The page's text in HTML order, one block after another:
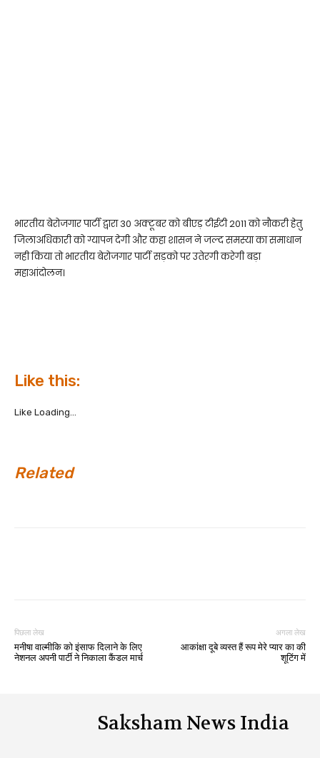
भारतीय बेरोजगार पार्टी द्वारा 30 अक्टूबर को बीएड़ टीईटी 2011 को नौकरी हेतु
जिलाअधिकारी को ग्यापन देगी और कहा शासन ने जल्द समस्या का समाधान
नही किया तो भारतीय बेरोजगार पार्टी सड़को पर उतेरगी करेगी बड़ा
महाआंदोलन।
Like this:
Like Loading...
Related
पिछला लेख
मनीषा वाल्मीकि को इंसाफ दिलाने के लिए
नेशनल अपनी पार्टी ने निकाला कैंडल मार्च
अगला लेख
आकांक्षा दूबे व्यस्त हैं रूप मेरे प्यार का की
शूटिंग में
Saksham News India